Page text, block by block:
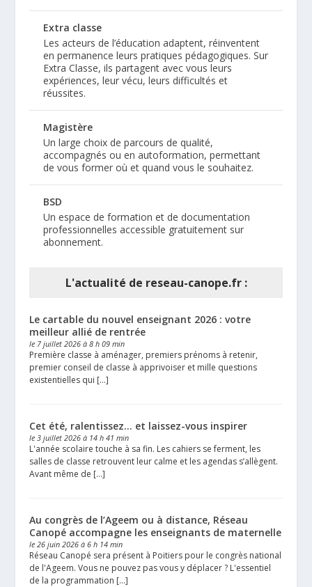
Extra classe
Les acteurs de l’éducation adaptent, réinventent
en permanence leurs pratiques pédagogiques. Sur
Extra Classe, ils partagent avec vous leurs
expériences, leur vécu, leurs difficultés et
réussites.
Magistère
Un large choix de parcours de qualité,
accompagnés ou en autoformation, permettant
de vous former où et quand vous le souhaitez.
BSD
Un espace de formation et de documentation
professionnelles accessible gratuitement sur
abonnement.
L'actualité de reseau-canope.fr :
Le cartable du nouvel enseignant 2026 : votre
meilleur allié de rentrée
le 7 juillet 2026 à 8 h 09 min
Première classe à aménager, premiers prénoms à retenir,
premier conseil de classe à apprivoiser et mille questions
existentielles qui […]
Cet été, ralentissez… et laissez-vous inspirer
le 3 juillet 2026 à 14 h 41 min
L'année scolaire touche à sa fin. Les cahiers se ferment, les
salles de classe retrouvent leur calme et les agendas s’allègent.
Avant même de […]
Au congrès de l’Ageem ou à distance, Réseau
Canopé accompagne les enseignants de maternelle
le 26 juin 2026 à 6 h 14 min
Réseau Canopé sera présent à Poitiers pour le congrès national
de l'Ageem. Vous ne pouvez pas vous y déplacer ? L'essentiel
de la programmation […]